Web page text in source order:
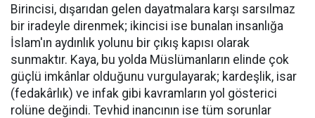
Birincisi, dışarıdan gelen dayatmalara karşı sarsılmaz
bir iradeyle direnmek; ikincisi ise bunalan insanlığa
İslam'ın aydınlık yolunu bir çıkış kapısı olarak
sunmaktır. Kaya, bu yolda Müslümanların elinde çok
güçlü imkânlar olduğunu vurgulayarak; kardeşlik, isar
(fedakârlık) ve infak gibi kavramların yol gösterici
rolüne değindi. Tevhid inancının ise tüm sorunlar